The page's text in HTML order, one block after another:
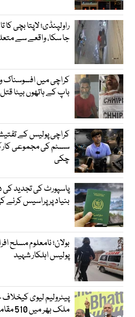
راولپنڈی؛ لاپتا بچی کا
جا سکا، واقعے سے
کراچی میں افسوسناک
باپ کے ہاتھوں بیٹا قتل
کراچی پولیس کے
سسٹم کی مجموعی
چکی
پاسپورٹ کی تجدید کی
بنیاد پر پراسیس کرنے
بولان؛ نامعلوم مسلح
پولیس اہلکار شہید
پیٹرولیم لیوی
ملک بھر میں 510 مقامات پر دھرنے دے گی